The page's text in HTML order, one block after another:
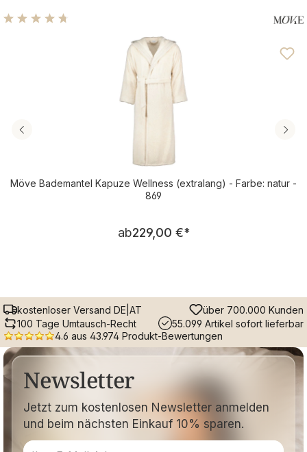
Durchschnittliche Bewertung von 4.72 von 5 Sternen
Möve Bademantel Kapuze Wellness (extralang) - Farbe: natur -
869
Regulärer Preis:
ab229,00 €*
kostenloser Versand DE|AT
über 700.000 Kunden
100 Tage Umtausch-Recht
55.099 Artikel sofort lieferbar
4.6 aus 43.974 Produkt-Bewertungen
Newsletter
Jetzt zum kostenlosen Newsletter anmelden
und beim nächsten Einkauf 10% sparen.